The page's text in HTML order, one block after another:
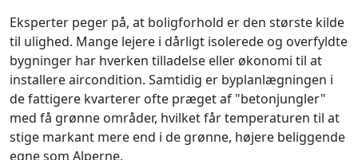
Eksperter peger på, at boligforhold er den største kilde
til ulighed. Mange lejere i dårligt isolerede og overfyldte
bygninger har hverken tilladelse eller økonomi til at
installere aircondition. Samtidig er byplanlægningen i
de fattigere kvarterer ofte præget af "betonjungler"
med få grønne områder, hvilket får temperaturen til at
stige markant mere end i de grønne, højere beliggende
egne som Alperne.